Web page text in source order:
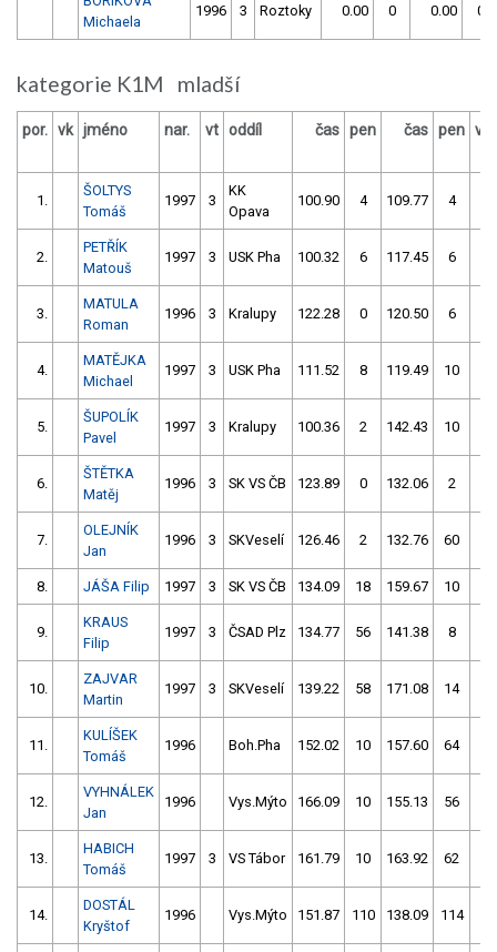
Michaela
1996 3 Roztoky 0.00 0 0.00 0
kategorie K1M mladší
por. vk jméno nar. vt oddíl čas pen čas pen
1.
ŠOLTYS
Tomáš
1997 3
KK
Opava
100.90 4 109.77 4
2.
PETŘÍK
Matouš
1997 3 USK Pha 100.32 6 117.45 6
3.
MATULA
Roman
1996 3 Kralupy 122.28 0 120.50 6
4.
MATĚJKA
Michael
1997 3 USK Pha 111.52 8 119.49 10
5.
ŠUPOLÍK
Pavel
1997 3 Kralupy 100.36 2 142.43 10
6.
ŠTĚTKA
Matěj
1996 3 SK VS ČB 123.89 0 132.06 2
7.
OLEJNÍK
Jan
1996 3 SKVeselí 126.46 2 132.76 60
8. JÁŠA Filip 1997 3 SK VS ČB 134.09 18 159.67 10
9.
KRAUS
Filip
1997 3 ČSAD Plz 134.77 56 141.38 8
10.
ZAJVAR
Martin
1997 3 SKVeselí 139.22 58 171.08 14
11.
KULÍŠEK
Tomáš
1996 Boh.Pha 152.02 10 157.60 64
12.
VYHNÁLEK
Jan
1996 Vys.Mýto 166.09 10 155.13 56
13.
HABICH
Tomáš
1997 3 VS Tábor 161.79 10 163.92 62
14.
DOSTÁL
Kryštof
1996 Vys.Mýto 151.87 110 138.09 114